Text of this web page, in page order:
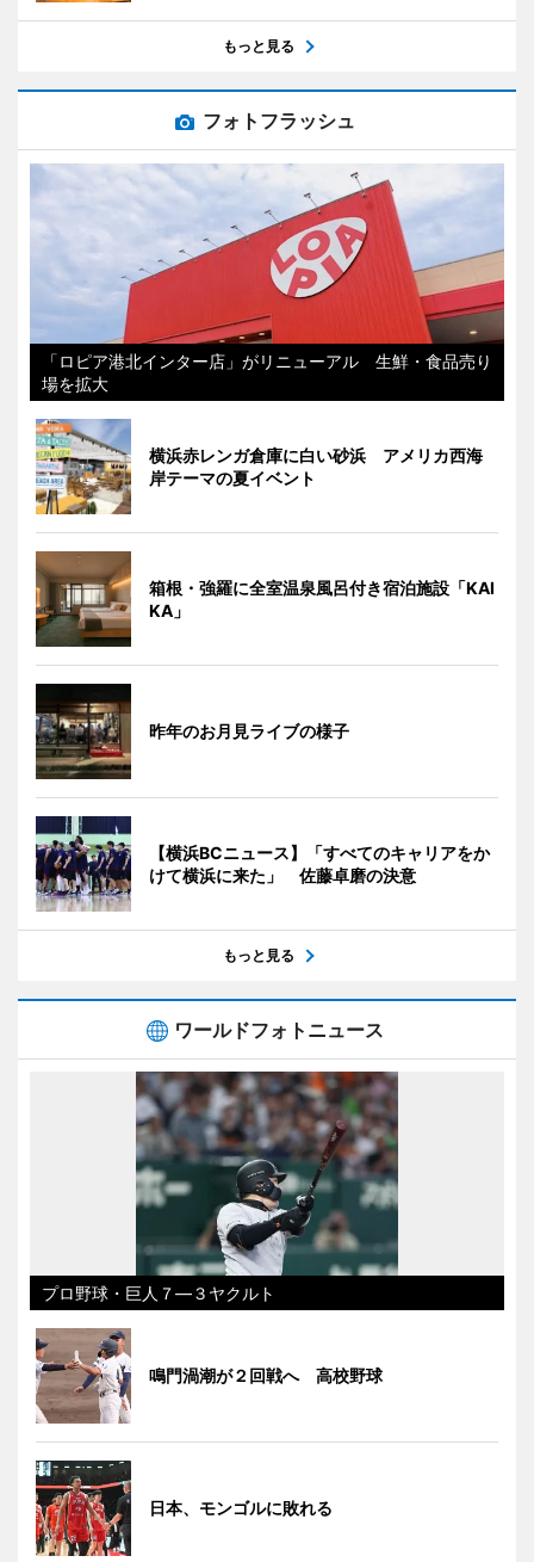
もっと見る
フォトフラッシュ
「ロピア港北インター店」がリニューアル 生鮮・食品売り
場を拡大
横浜赤レンガ倉庫に白い砂浜 アメリカ西海
岸テーマの夏イベント
箱根・強羅に全室温泉風呂付き宿泊施設「KAI
KA」
昨年のお月見ライブの様子
【横浜BCニュース】「すべてのキャリアをか
けて横浜に来た」 佐藤卓磨の決意
もっと見る
ワールドフォトニュース
プロ野球・巨人７―３ヤクルト
鳴門渦潮が２回戦へ 高校野球
日本、モンゴルに敗れる